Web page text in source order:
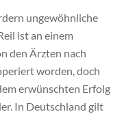
ungewöhnliche
ist an einem
den Ärzten nach
worden, doch
erwünschten Erfolg
In Deutschland gilt